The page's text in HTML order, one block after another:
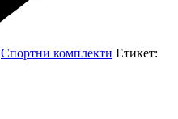
Спортни комплекти Етикет: